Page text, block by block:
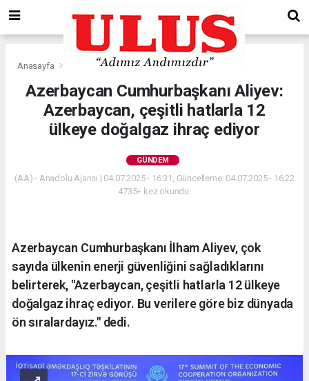
Anasayfa Gündem
Azerbaycan Cumhurbaşkanı Aliyev:
Azerbaycan, çeşitli hatlarla 12
ülkeye doğalgaz ihraç ediyor
GÜNDEM
(AA) - Anadolu Ajansı | 04.07.2025 - 16:31, Güncelleme: 04.07.2025 - 16:22
4735+ kez okundu.
Azerbaycan Cumhurbaşkanı İlham Aliyev, çok
sayıda ülkenin enerji güvenliğini sağladıklarını
belirterek, "Azerbaycan, çeşitli hatlarla 12 ülkeye
doğalgaz ihraç ediyor. Bu verilere göre biz dünyada
ön sıralardayız." dedi.